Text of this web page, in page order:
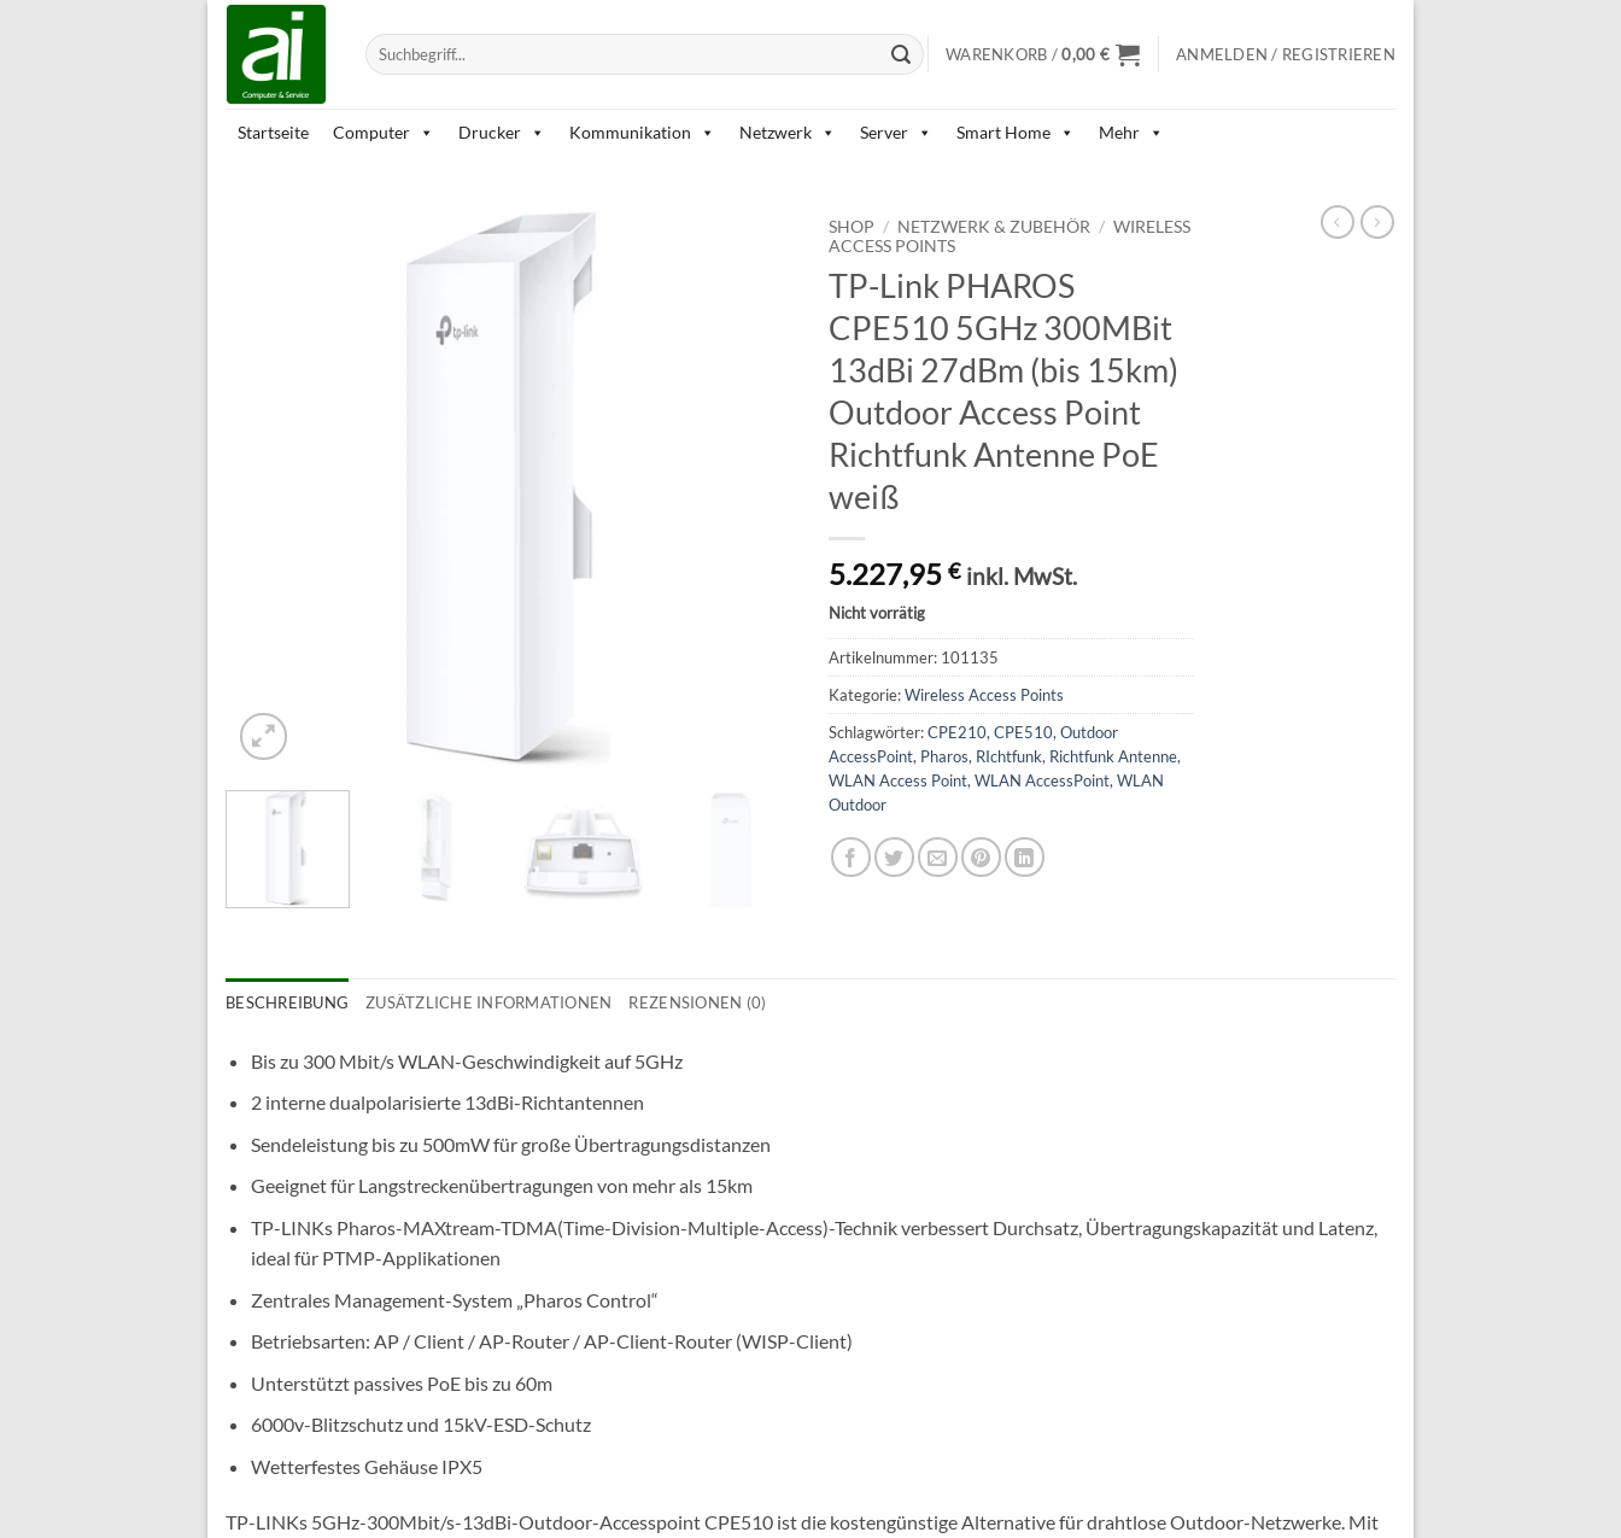
Zum
Inhalt
springen
Suchen
nach:
WARENKORB /0,00 € ANMELDEN / REGISTRIEREN
Startseite Computer Drucker Kommunikation Netzwerk Server Smart Home Mehr
SHOP / NETZWERK & ZUBEHÖR / WIRELESS
ACCESS POINTS
TP-Link PHAROS
CPE510 5GHz 300MBit
13dBi 27dBm (bis 15km)
Outdoor Access Point
Richtfunk Antenne PoE
weiß
5.227,95 € inkl. MwSt.
Nicht vorrätig
Artikelnummer: 101135
Kategorie:Wireless Access Points
Schlagwörter:CPE210, CPE510, Outdoor
AccessPoint, Pharos, RIchtfunk, Richtfunk Antenne,
WLAN Access Point, WLAN AccessPoint, WLAN
Outdoor
BESCHREIBUNG ZUSÄTZLICHE INFORMATIONEN REZENSIONEN (0)
Bis zu 300 Mbit/s WLAN-Geschwindigkeit auf 5GHz
2 interne dualpolarisierte 13dBi-Richtantennen
Sendeleistung bis zu 500mW für große Übertragungsdistanzen
Geeignet für Langstreckenübertragungen von mehr als 15km
TP-LINKs Pharos-MAXtream-TDMA(Time-Division-Multiple-Access)-Technik verbessert Durchsatz, Übertragungskapazität und Latenz,
ideal für PTMP-Applikationen
Zentrales Management-System „Pharos Control“
Betriebsarten: AP / Client / AP-Router / AP-Client-Router (WISP-Client)
Unterstützt passives PoE bis zu 60m
6000v-Blitzschutz und 15kV-ESD-Schutz
Wetterfestes Gehäuse IPX5
TP-LINKs 5GHz-300Mbit/s-13dBi-Outdoor-Accesspoint CPE510 ist die kostengünstige Alternative für drahtlose Outdoor-Netzwerke. Mit